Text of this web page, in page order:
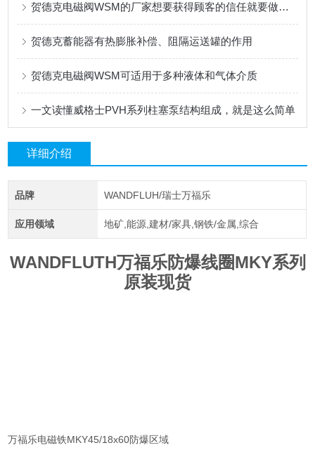
贺德克电磁阀WSM的厂家想要获得顾客的信任就要做到这三点
贺德克蓄能器有热膨胀补偿、阻隔运送罐的作用
贺德克电磁阀WSM可适用于多种液体和气体介质
一文读懂威格士PVH系列柱塞泵结构组成，就是这么简单
详细介绍
品牌 WANDFLUH/瑞士万福乐
应用领域 地矿,能源,建材/家具,钢铁/金属,综合
WANDFLUTH万福乐防爆线圈MKY系列
原装现货
万福乐电磁铁MKY45/18x60防爆区域